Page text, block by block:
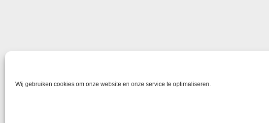
Wij gebruiken cookies om onze website en onze service te optimaliseren.